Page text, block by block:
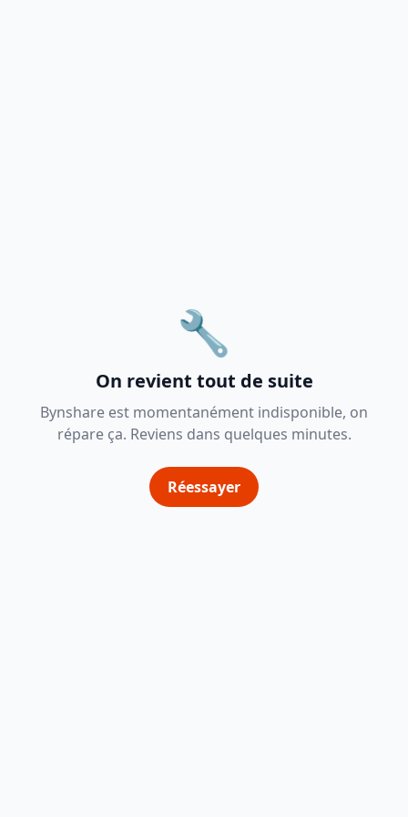
🔧
On revient tout de suite
Bynshare est momentanément indisponible, on
répare ça. Reviens dans quelques minutes.
Réessayer